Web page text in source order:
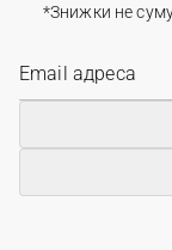
*Знижки не